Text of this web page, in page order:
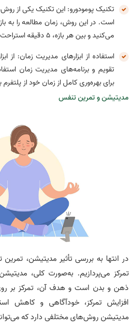
تکنیک پومودورو: این تکنیک یکی از
می‌کنید و بین هر بازه، 5 دقیقه استراحت می‌کنید.
استفاده از ابزارهای مدیریت زمان: از
تقویم و برنامه‌های مدیریت زمان
برای بهره‌وری کامل از زمان خود از پلتفرم
مدیتیشن و تمرین تنفس
در انتها به بررسی تأثیر مدیتیشن،
تمرکز می‌پردازیم. به‌صورت کلی، مدیتیشن
ذهن و بدن است و هدف آن، تمرکز بر
افزایش تمرکز، خودآگاهی و کاهش
مدیتیشن روش‌های مختلفی دارد که